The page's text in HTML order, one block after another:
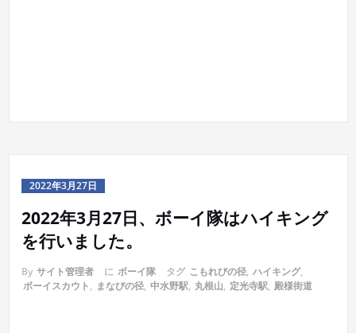
2022年3月27日
2022年3月27日、ボーイ隊はハイキング
を行いました。
By サイト管理者 に ボーイ隊 タグ こもれびの径, ハイキング,
ボーイスカウト, まなびの径, 中水野駅, 丸根山, 定光寺駅, 殿様街道